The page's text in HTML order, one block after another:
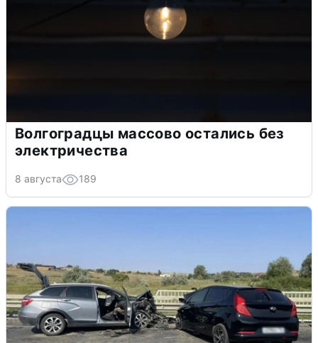
Волгоградцы массово остались без
электричества
8 августа 189